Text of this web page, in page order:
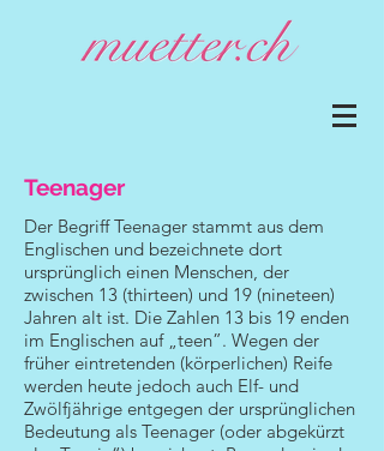
Teenager
Der Begriff Teenager stammt aus dem
Englischen und bezeichnete dort
ursprünglich einen Menschen, der
zwischen 13 (thirteen) und 19 (nineteen)
Jahren alt ist. Die Zahlen 13 bis 19 enden
im Englischen auf „teen”. Wegen der
früher eintretenden (körperlichen) Reife
werden heute jedoch auch Elf- und
Zwölfjährige entgegen der ursprünglichen
Bedeutung als Teenager (oder abgekürzt